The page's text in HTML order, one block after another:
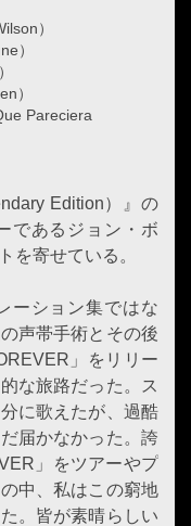
）
）
）
Pareciera
Edition）』の
であるジョン・ボ
を寄せている。
ーション集ではな
声帯手術とその後
」をリリー
な旅路だった。ス
に歌えたが、過酷
届かなかった。誇
」をツアーやプ
中、私はこの窮地
。皆が素晴らしい